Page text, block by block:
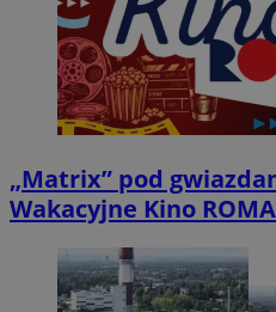
„Matrix” pod
Wakacyjne Kino